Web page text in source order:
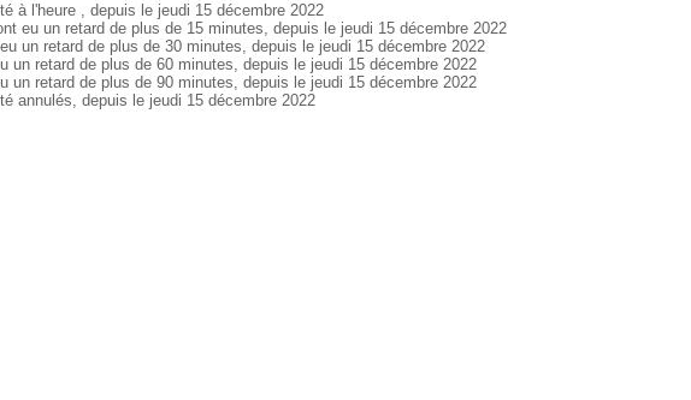
à l'heure , depuis le jeudi 15 décembre 2022
eu un retard de plus de 15 minutes, depuis le jeudi 15 décembre 2022
un retard de plus de 30 minutes, depuis le jeudi 15 décembre 2022
un retard de plus de 60 minutes, depuis le jeudi 15 décembre 2022
un retard de plus de 90 minutes, depuis le jeudi 15 décembre 2022
annulés, depuis le jeudi 15 décembre 2022